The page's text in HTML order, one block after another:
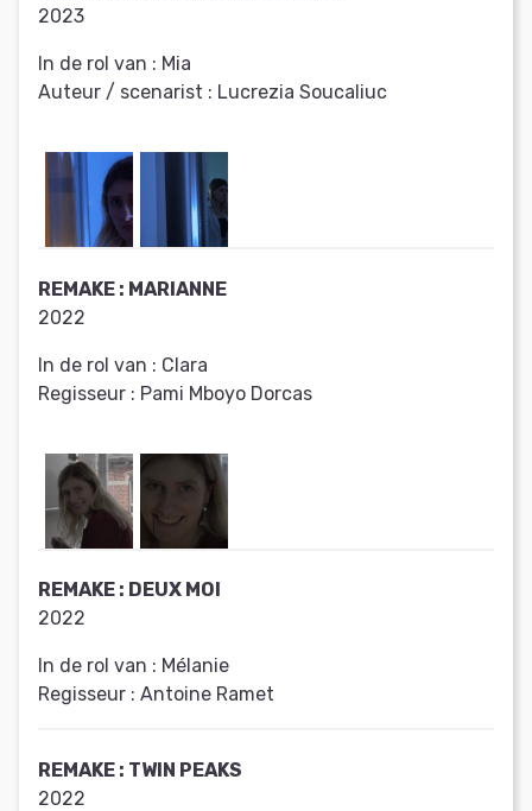
2023
In de rol van : Mia
Auteur / scenarist : Lucrezia Soucaliuc
REMAKE : MARIANNE
2022
In de rol van : Clara
Regisseur : Pami Mboyo Dorcas
REMAKE : DEUX MOI
2022
In de rol van : Mélanie
Regisseur : Antoine Ramet
REMAKE : TWIN PEAKS
2022